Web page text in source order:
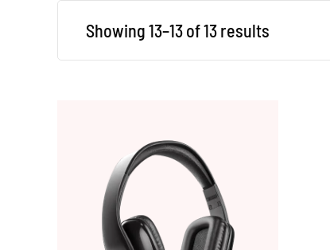
Showing 13–13 of 13 results